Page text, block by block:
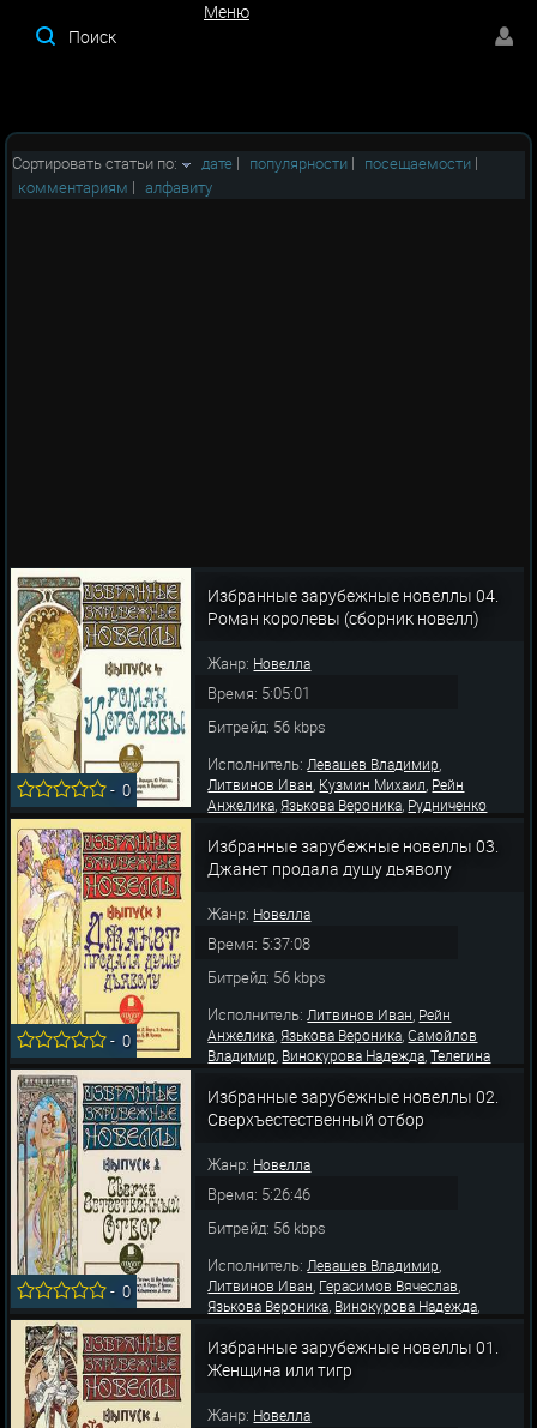
Меню
Сортировать статьи по: дате | популярности | посещаемости |
комментариям | алфавиту
-0
Избранные зарубежные новеллы 04.
Роман королевы (сборник новелл)
Жанр: Новелла
Время: 5:05:01
Битрейд: 56 kbps
Исполнитель:Левашев Владимир,
Литвинов Иван, Кузмин Михаил, Рейн
Анжелика,Язькова Вероника, Рудниченко
Вячеслав,Синерукая Е.,Бекетова Екатерина
Багатурова Наталья ,Кобылянская Ольга
-0
Избранные зарубежные новеллы 03.
Джанет продала душу дьяволу
Жанр: Новелла
Время: 5:37:08
Битрейд: 56 kbps
Исполнитель:Литвинов Иван, Рейн
Анжелика,Язькова Вероника,Самойлов
Владимир, Винокурова Надежда,Телегина
-0
Избранные зарубежные новеллы 02.
Сверхъестественный отбор
Жанр: Новелла
Время: 5:26:46
Битрейд: 56 kbps
Исполнитель:Левашев Владимир,
Литвинов Иван, Герасимов Вячеслав,
Язькова Вероника, Винокурова Надежда,
Избранные зарубежные новеллы 01.
Женщина или тигр
Жанр: Новелла